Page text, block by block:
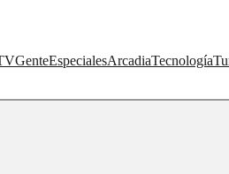
GenteEspecialesArcadiaTecnología